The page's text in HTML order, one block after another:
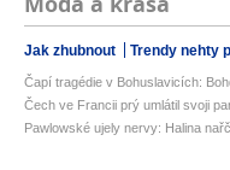
Jak zhubnout Trendy nehty
Čapí tragédie v Bohuslavicích:
Čech ve Francii prý umlátil svoji
Pawlowské ujely nervy: Halina